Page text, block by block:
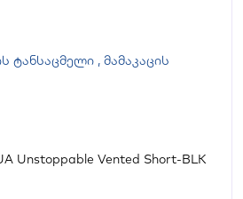
ტანსაცმელი , მამაკაცის
Unstoppable Vented Short-BLK